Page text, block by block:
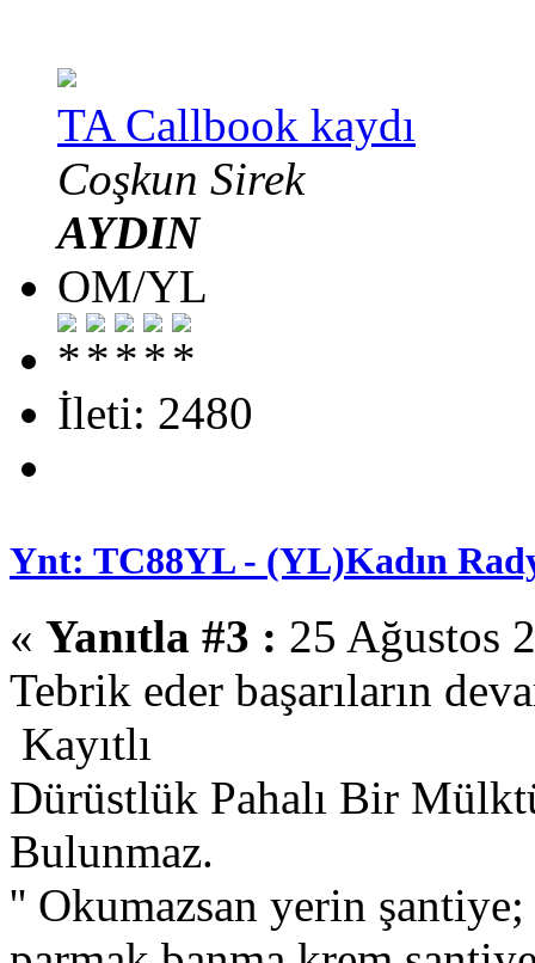
TA Callbook kaydı
Coşkun Sirek
AYDIN
OM/YL
İleti: 2480
Ynt: TC88YL - (YL)Kadın
« Yanıtla #3 : 25 Ağustos
Tebrik eder başarıların
Kayıtlı
Dürüstlük Pahalı Bir
Bulunmaz.
'' Okumazsan yerin